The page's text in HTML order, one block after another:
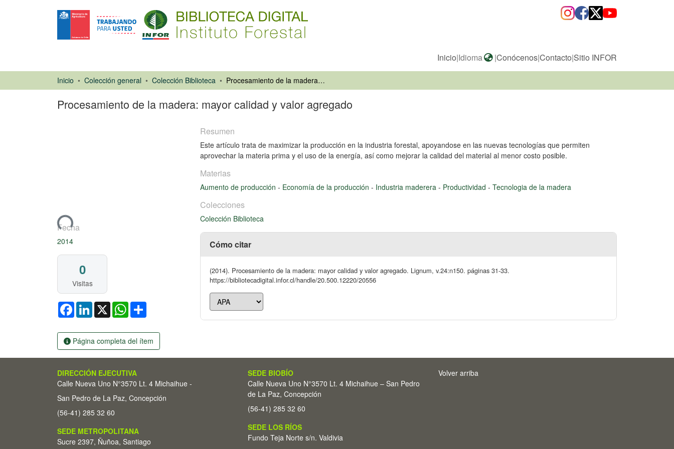
Inicio|Idioma |Conócenos|Contacto|Sitio INFOR
Inicio Colección general Colección Biblioteca Procesamiento de la madera: mayor calidad y valor agregado
Procesamiento de la madera: mayor calidad y valor agregado
Cargando...
Fecha
2014
0
Visitas
FacebookLinkedIn
X WhatsApp
Página completa del ítem
Resumen
Este artículo trata de maximizar la producción en la industria forestal, apoyandose en las nuevas tecnologías que permiten
aprovechar la materia prima y el uso de la energía, así como mejorar la calidad del material al menor costo posible.
Materias
Aumento de producción - Economía de la producción - Industria maderera - Productividad - Tecnologia de la madera
Colecciones
Colección Biblioteca
Cómo citar
(2014). Procesamiento de la madera: mayor calidad y valor agregado. Lignum, v.24:n150. páginas 31-33.
https://bibliotecadigital.infor.cl/handle/20.500.12220/20556
DIRECCIÓN EJECUTIVA
Calle Nueva Uno N°3570 Lt. 4 Michaihue -
San Pedro de La Paz, Concepción
(56-41) 285 32 60
SEDE METROPOLITANA
Sucre 2397, Ñuñoa, Santiago
SEDE BIOBÍO
Calle Nueva Uno N°3570 Lt. 4 Michaihue – San Pedro
de La Paz, Concepción
(56-41) 285 32 60
SEDE LOS RÍOS
Fundo Teja Norte s/n. Valdivia
Volver arriba